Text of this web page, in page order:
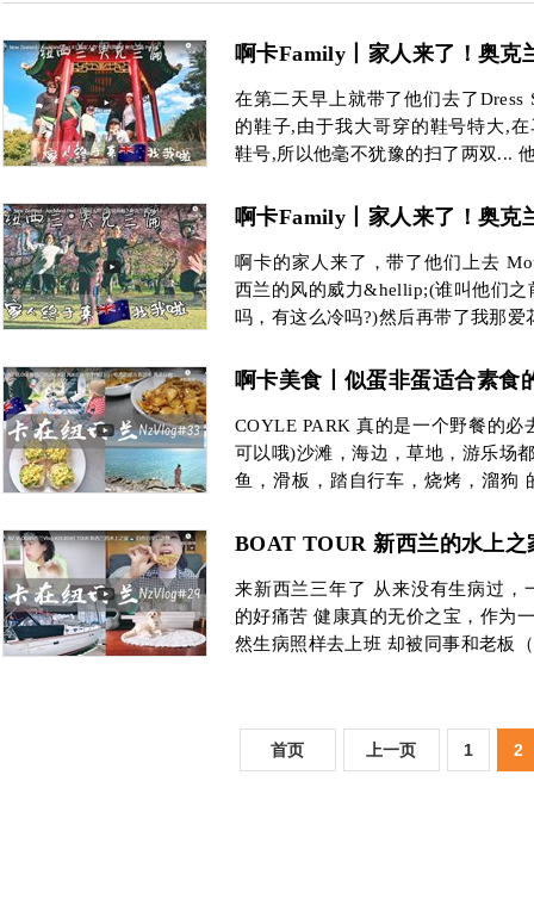
啊卡Family丨家人来了！奥克
在第二天早上就带了他们去了Dress
的鞋子,由于我大哥穿的鞋号特大,
鞋号,所以他毫不犹豫的扫了两双...
啊卡Family丨家人来了！奥克
啊卡的家人来了，带了他们上去
西兰的风的威力&hellip;(谁叫他们之
吗，有这么冷吗?)然后再带了我那
啊卡美食丨似蛋非蛋适合素食
COYLE PARK 真的是一个野餐的
可以哦)沙滩，海边，草地，游乐场
鱼，滑板，踏自行车，烧烤，溜狗
BOAT TOUR 新西兰的水上之
来新西兰三年了 从来没有生病过，
的好痛苦 健康真的无价之宝，作为
然生病照样去上班 却被同事和老板
首页 上一页 1 2